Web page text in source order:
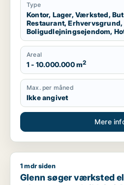
Type
Kontor, Lager, Værksted,
Restaurant, Erhvervsgrund,
Boligudlejningsejendom,
Produktionslokaler
Areal
1 - 10.000.000 m2
Max. per måned
Ikke angivet
Mere
Glenn søger værksted eller
1 mdr siden
Glenn søger værksted